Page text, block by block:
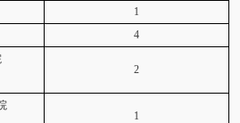
1
4
2
1